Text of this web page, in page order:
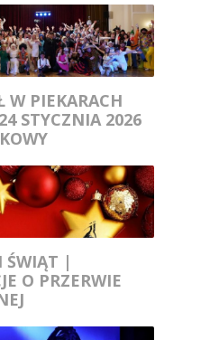
W PIEKARACH
STYCZNIA 2026
ŚWIĄT |
O PRZERWIE